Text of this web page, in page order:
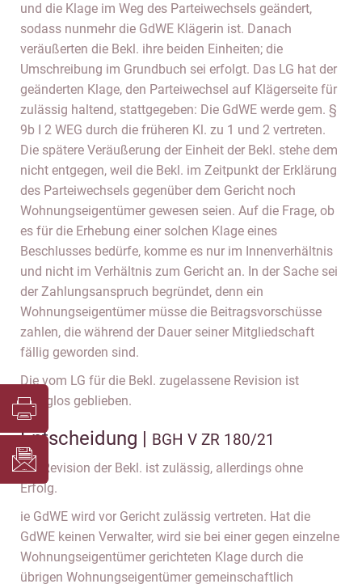
und die Klage im Weg des Parteiwechsels geändert,
sodass nunmehr die GdWE Klägerin ist. Danach
veräußerten die Bekl. ihre beiden Einheiten; die
Umschreibung im Grundbuch sei erfolgt. Das LG hat der
geänderten Klage, den Parteiwechsel auf Klägerseite für
zulässig haltend, stattgegeben: Die GdWE werde gem. §
9b I 2 WEG durch die früheren Kl. zu 1 und 2 vertreten.
Die spätere Veräußerung der Einheit der Bekl. stehe dem
nicht entgegen, weil die Bekl. im Zeitpunkt der Erklärung
des Parteiwechsels gegenüber dem Gericht noch
Wohnungseigentümer gewesen seien. Auf die Frage, ob
es für die Erhebung einer solchen Klage eines
Beschlusses bedürfe, komme es nur im Innenverhältnis
und nicht im Verhältnis zum Gericht an. In der Sache sei
der Zahlungsanspruch begründet, denn ein
Wohnungseigentümer müsse die Beitragsvorschüsse
zahlen, die während der Dauer seiner Mitgliedschaft
fällig geworden sind.
Die vom LG für die Bekl. zugelassene Revision ist
erfolglos geblieben.
Entscheidung | BGH V ZR 180/21
Die Revision der Bekl. ist zulässig, allerdings ohne
Erfolg.
ie GdWE wird vor Gericht zulässig vertreten. Hat die
GdWE keinen Verwalter, wird sie bei einer gegen einzelne
Wohnungseigentümer gerichteten Klage durch die
übrigen Wohnungseigentümer gemeinschaftlich